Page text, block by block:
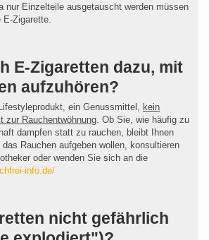
nur Einzelteile ausgetauscht werden müssen
Zigarette.
E-Zigaretten dazu, mit
aufzuhören?
ein Genussmittel, kein
zur Rauchentwöhnung. Ob Sie, wie häufig zu
dampfen statt zu rauchen, bleibt Ihnen
Rauchen aufgeben wollen, konsultieren
oder wenden Sie sich an die
info.de/
nicht gefährlich